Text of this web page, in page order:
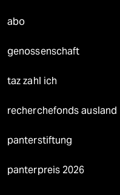
abo
genossenschaft
taz zahl ich
recherchefonds ausland
panterstiftung
panterpreis 2026